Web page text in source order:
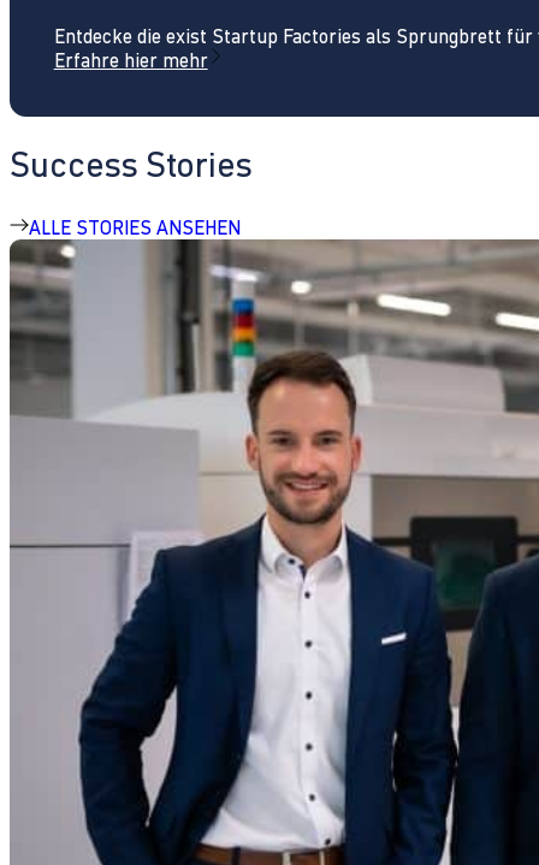
Entdecke die exist Startup Factories als Sprungbrett
Erfahre hier mehr
Success Stories
ALLE STORIES ANSEHEN